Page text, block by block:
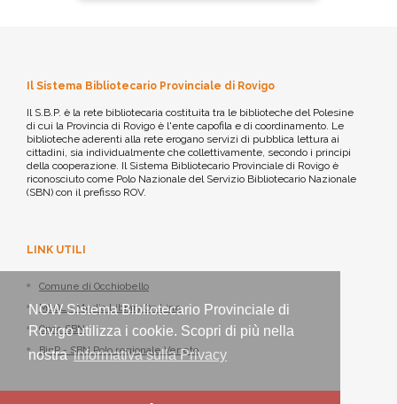
NOW Sistema Bibliotecario Provinciale di
Rovigo utilizza i cookie. Scopri di più nella
nostrainformativa sulla Privacy
Il Sistema Bibliotecario Provinciale di Rovigo
Il S.B.P. è la rete bibliotecaria costituita tra le biblioteche del Polesine
di cui la Provincia di Rovigo è l'ente capofila e di coordinamento. Le
biblioteche aderenti alla rete erogano servizi di pubblica lettura ai
cittadini, sia individualmente che collettivamente, secondo i principi
della cooperazione. Il Sistema Bibliotecario Provinciale di Rovigo è
riconosciuto come Polo Nazionale del Servizio Bibliotecario Nazionale
(SBN) con il prefisso ROV.
LINK UTILI
Comune di Occhiobello
MLOL - Media Library On Line
Opac SBN
BinP - SBN Polo regionale Veneto